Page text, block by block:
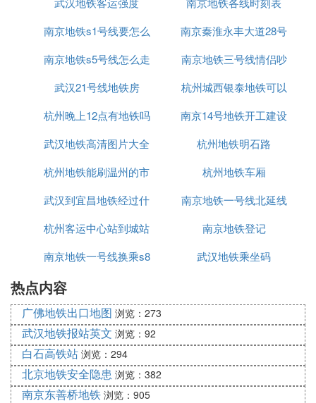
❺ 武汉地铁2号线全程有多少站
武汉地铁2号线全程有21站
公交线路：轨道交通2号线，全程约27.4公里
1、从金银潭乘坐轨道交通2号线,经过20站, 到达光谷
广场站
站点设置：
金银潭站、常青花园站（换乘武汉轨道交通6号
线）、长港路站、汉口火车站（换乘武汉轨道交通1
0、12号线）、范湖站（换乘武汉轨道交通3号线）、
王家墩东站（换乘武汉轨道交通7号线）、青年路
线）、江汉路站（换乘武汉轨道交通6号线）、积玉
桥站（换乘武汉轨道交通5号线）、螃蟹岬站（换乘
武汉轨道交通7号线）、小龟山站、洪山广场站（换
乘武汉轨道交通4号线）、中南路站（换乘武汉轨道
交通4号线）、宝通寺站、街道口站（换乘武汉轨道
交通8号线）、广埠屯站、虎泉站（换乘武汉轨道交
通11号线）、杨家湾站、光谷广场站（换乘武汉轨道
交通9号线、武汉轨道交通11号线）。
南京地铁s1号线要怎么
买票
南京秦淮永丰大道28号
地铁站在哪里
南京地铁s5号线怎么走
南京地铁三号线情侣吵
架视频
武汉21号线地铁房
杭州城西银泰地铁可以
到
杭州晚上12点有地铁吗
南京14号地铁开工建设
武汉地铁高清图片大全
图片大全图片
杭州地铁明石路
杭州地铁能刷温州的市
民卡吗
杭州地铁车厢
武汉到宜昌地铁经过什
么地方
南京地铁一号线北延线
什么时候通车
杭州客运中心站到城站
地铁
南京地铁登记
南京地铁一号线换乘s8
武汉地铁乘坐码
热点内容
广佛地铁出口地图 浏览：273
武汉地铁报站英文 浏览：92
白石高铁站 浏览：294
北京地铁安全隐患 浏览：382
南京东善桥地铁 浏览：905